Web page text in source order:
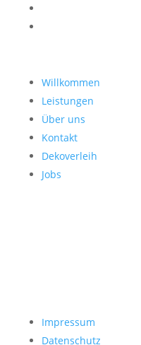
Willkommen
Leistungen
Über uns
Kontakt
Dekoverleih
Jobs
Impressum
Datenschutz